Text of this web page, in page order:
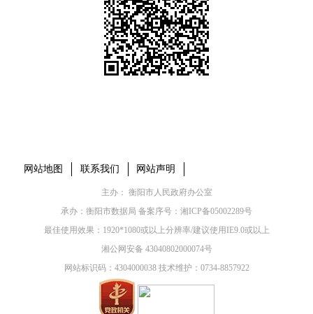
网站地图 联系我们 网站声明
主办： 衡阳市人民政府办公室
承办：衡阳市数据局 备案序号： 湘ICP备05002289号
最佳使用效果：1920*1080或以上分辨率/建议使用IE9.0或以上
湘公网安备 43040802000074号
网站标识码：4304000038 技术维护：0734-8857922